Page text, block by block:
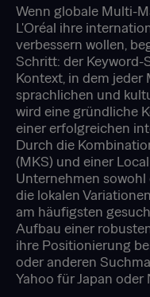
Wenn globale Multi-
L'Oréal ihre
verbessern wollen,
Schritt: der Keyword-
Kontext, in dem jeder
sprachlichen und
wird eine gründliche
einer erfolgreichen
Durch die
(MKS) und einer
Unternehmen
die lokalen
am häufigsten
Aufbau einer
ihre Positionierung
oder anderen
Yahoo für Japan